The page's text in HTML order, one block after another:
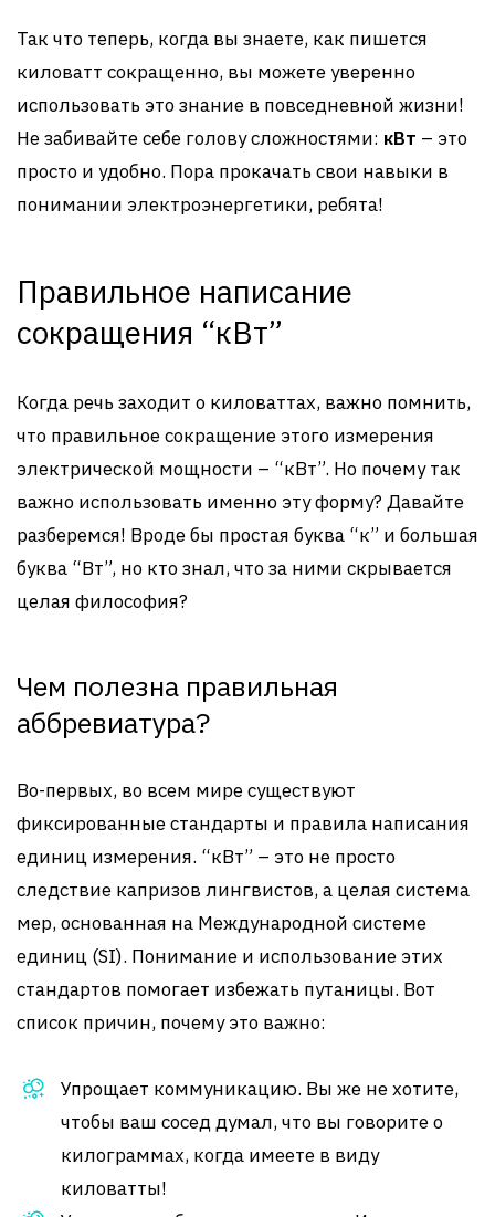
Так что теперь, когда вы знаете, как пишется
киловатт сокращенно, вы можете уверенно
использовать это знание в повседневной жизни!
Не забивайте себе голову сложностями: кВт – это
просто и удобно. Пора прокачать свои навыки в
понимании электроэнергетики, ребята!
Правильное написание
сокращения “кВт”
Когда речь заходит о киловаттах, важно помнить,
что правильное сокращение этого измерения
электрической мощности – “кВт”. Но почему так
важно использовать именно эту форму? Давайте
разберемся! Вроде бы простая буква “к” и большая
буква “Вт”, но кто знал, что за ними скрывается
целая философия?
Чем полезна правильная
аббревиатура?
Во-первых, во всем мире существуют
фиксированные стандарты и правила написания
единиц измерения. “кВт” – это не просто
следствие капризов лингвистов, а целая система
мер, основанная на Международной системе
единиц (SI). Понимание и использование этих
стандартов помогает избежать путаницы. Вот
список причин, почему это важно:
Упрощает коммуникацию. Вы же не хотите,
чтобы ваш сосед думал, что вы говорите о
килограммах, когда имеете в виду
киловатты!